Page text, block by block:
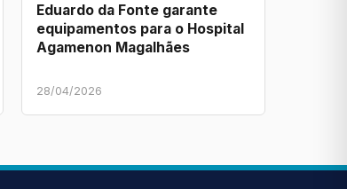
Eduardo da Fonte garante
equipamentos para o Hospital
Agamenon Magalhães
28/04/2026